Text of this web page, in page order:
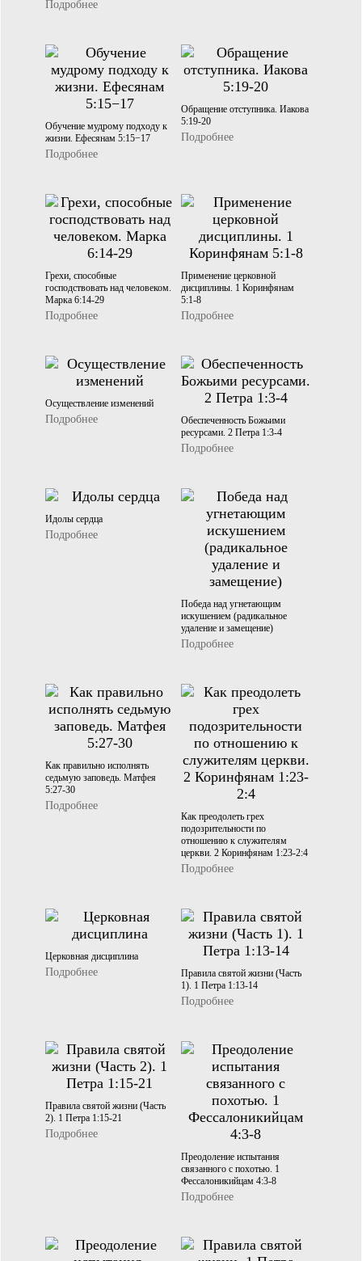
Подробнее
Обучение мудрому подходу к
жизни. Ефесянам 5:15−17
Подробнее
Обращение отступника. Иакова
5:19-20
Подробнее
Грехи, способные
господствовать над человеком.
Марка 6:14-29
Подробнее
Применение церковной
дисциплины. 1 Коринфянам
5:1-8
Подробнее
Осуществление изменений
Подробнее
Обеспеченность Божьими
ресурсами. 2 Петра 1:3-4
Подробнее
Идолы сердца
Подробнее
Победа над угнетающим
искушением (радикальное
удаление и замещение)
Подробнее
Как правильно исполнять
седьмую заповедь. Матфея
5:27-30
Подробнее
Как преодолеть грех
подозрительности по
отношению к служителям
церкви. 2 Коринфянам 1:23-2:4
Подробнее
Церковная дисциплина
Подробнее
Правила святой жизни (Часть
1). 1 Петра 1:13-14
Подробнее
Правила святой жизни (Часть
2). 1 Петра 1:15-21
Подробнее
Преодоление испытания
связанного с похотью. 1
Фессалоникийцам 4:3-8
Подробнее